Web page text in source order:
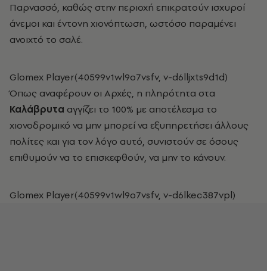
Παρνασσό, καθώς στην περιοχή επικρατούν ισχυροί
άνεμοι και έντονη χιονόπτωση, ωστόσο παραμένει
ανοιχτό το σαλέ.
Glomex Player(40599v1wl9o7vsfv, v-d6lljxts9d1d)
Όπως αναφέρουν οι Αρχές, η πληρότητα στα
Καλάβρυτα αγγίζει το 100% με αποτέλεσμα το
χιονοδρομικό να μην μπορεί να εξυπηρετήσει άλλους
πολίτες και για τον λόγο αυτό, συνιστούν σε όσους
επιθυμούν να το επισκεφθούν, να μην το κάνουν.
Glomex Player(40599v1wl9o7vsfv, v-d6lkec387vpl)